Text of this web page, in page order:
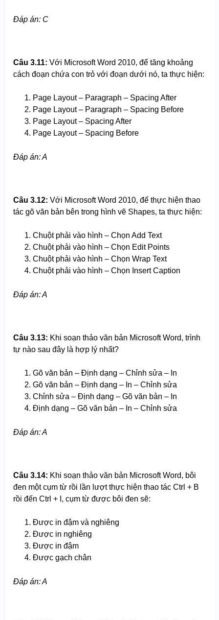
Đáp án: C
Câu 3.11: Với Microsoft Word 2010, để tăng khoảng
cách đoạn chứa con trỏ với đoạn dưới nó, ta thực hiện:
Page Layout – Paragraph – Spacing After
Page Layout – Paragraph – Spacing Before
Page Layout – Spacing After
Page Layout – Spacing Before
Đáp án: A
Câu 3.12: Với Microsoft Word 2010, để thực hiện thao
tác gõ văn bản bên trong hình vẽ Shapes, ta thực hiện:
Chuột phải vào hình – Chọn Add Text
Chuột phải vào hình – Chọn Edit Points
Chuột phải vào hình – Chọn Wrap Text
Chuột phải vào hình – Chọn Insert Caption
Đáp án: A
Câu 3.13: Khi soạn thảo văn bản Microsoft Word, trình
tự nào sau đây là hợp lý nhất?
Gõ văn bản – Định dạng – Chỉnh sửa – In
Gõ văn bản – Định dạng – In – Chỉnh sửa
Chỉnh sửa – Định dạng – Gõ văn bản – In
Định dạng – Gõ văn bản – In – Chỉnh sửa
Đáp án: A
Câu 3.14: Khi soạn thảo văn bản Microsoft Word, bôi
đen một cụm từ rồi lần lượt thực hiện thao tác Ctrl + B
rồi đến Ctrl + I, cụm từ được bôi đen sẽ:
Được in đậm và nghiêng
Được in nghiêng
Được in đậm
Được gạch chân
Đáp án: A